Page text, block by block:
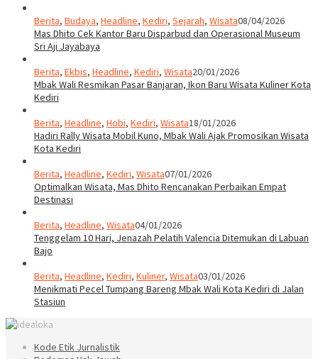
Berita, Budaya, Headline, Kediri, Sejarah, Wisata08/04/2026
Mas Dhito Cek Kantor Baru Disparbud dan Operasional Museum
Sri Aji Jayabaya
Berita, Ekbis, Headline, Kediri, Wisata20/01/2026
Mbak Wali Resmikan Pasar Banjaran, Ikon Baru Wisata Kuliner Kota
Kediri
Berita, Headline, Hobi, Kediri, Wisata18/01/2026
Hadiri Rally Wisata Mobil Kuno, Mbak Wali Ajak Promosikan Wisata
Kota Kediri
Berita, Headline, Kediri, Wisata07/01/2026
Optimalkan Wisata, Mas Dhito Rencanakan Perbaikan Empat
Destinasi
Berita, Headline, Wisata04/01/2026
Tenggelam 10 Hari, Jenazah Pelatih Valencia Ditemukan di Labuan
Bajo
Berita, Headline, Kediri, Kuliner, Wisata03/01/2026
Menikmati Pecel Tumpang Bareng Mbak Wali Kota Kediri di Jalan
Stasiun
Kode Etik Jurnalistik